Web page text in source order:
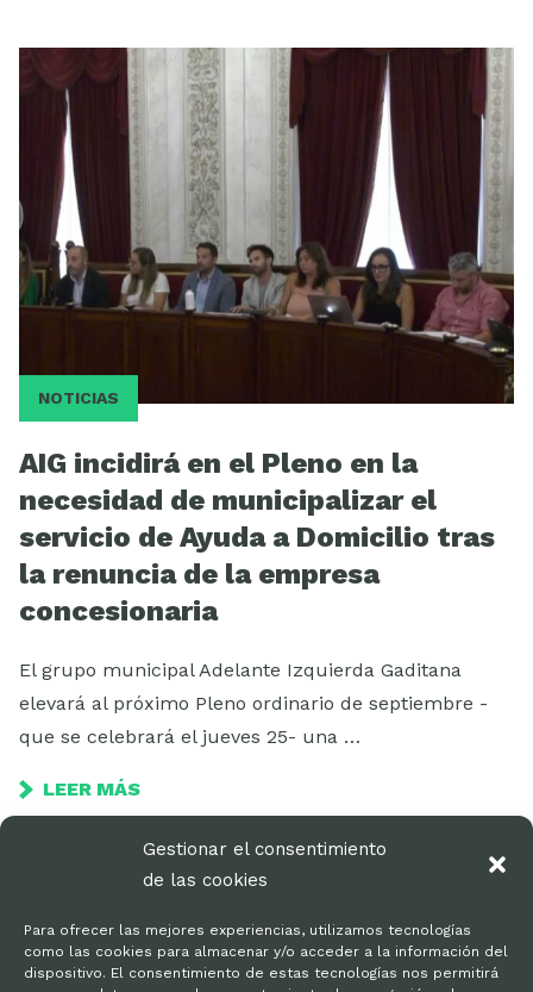
Gestionar el consentimiento
de las cookies
Para ofrecer las mejores experiencias, utilizamos tecnologías
como las cookies para almacenar y/o acceder a la información del
dispositivo. El consentimiento de estas tecnologías nos permitirá
NOTICIAS
AIG incidirá en el Pleno en la
necesidad de municipalizar el
servicio de Ayuda a Domicilio tras
la renuncia de la empresa
concesionaria
El grupo municipal Adelante Izquierda Gaditana
elevará al próximo Pleno ordinario de septiembre -
que se celebrará el jueves 25- una …
LEER MÁS